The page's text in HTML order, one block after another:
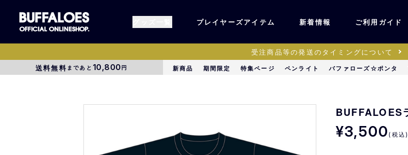
すべてのグッズ オーセンティック
ユニフォーム・ワッ
タオル各種 アパレル キッズ・ベビー
コラボグッズ
ステーショナリー・
プレイヤーズアイテム 新着情報 ご利用ガイド
受注商品等の発送のタイミングについて
送料無料まであと 10,800円 新商品 期間限定 特集ページ ペンライト バファローズ☆ポンタ
BUFFALOES
¥3,500(税込)